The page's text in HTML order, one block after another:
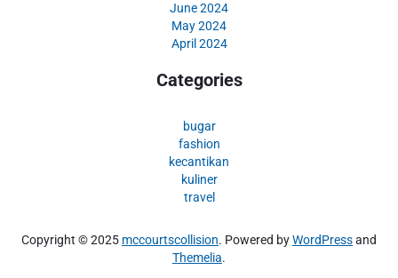
June 2024
May 2024
April 2024
Categories
bugar
fashion
kecantikan
kuliner
travel
Copyright © 2025 mccourtscollision. Powered byWordPressand
Themelia.